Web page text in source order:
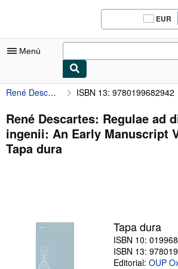
Pasar al contenido principal
EUR
de
del
Menú
Mi cuenta
Consultar mis pedidos
Cerrar sesión
Búsqueda avanzada
Arte y coleccionismo
Comenzar a vender
René Descartes: Regulae ad directionem ingenii: An Early Manuscript Version ISBN 13: 9780199682942
René Descartes: Regulae ad
ingenii: An Early Manuscript
Tapa dura
Tapa dura
ISBN 10:
ISBN 13:
Editorial: OUP